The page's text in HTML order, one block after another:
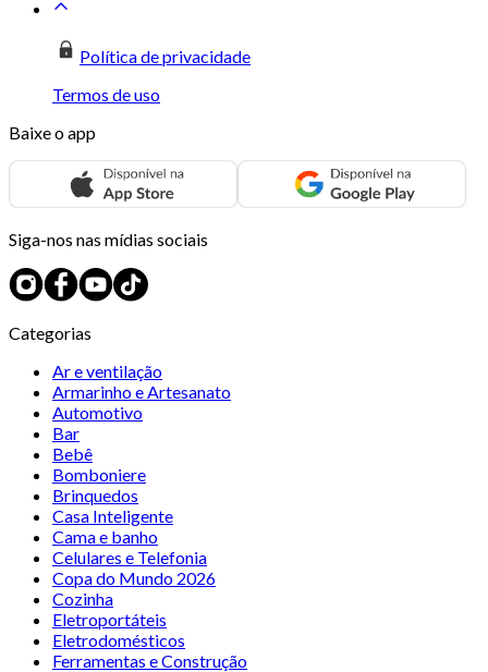
Política de privacidade
Termos de uso
Baixe o app
Siga-nos nas mídias sociais
Categorias
Ar e ventilação
Armarinho e Artesanato
Automotivo
Bar
Bebê
Bomboniere
Brinquedos
Casa Inteligente
Cama e banho
Celulares e Telefonia
Copa do Mundo 2026
Cozinha
Eletroportáteis
Eletrodomésticos
Ferramentas e Construção